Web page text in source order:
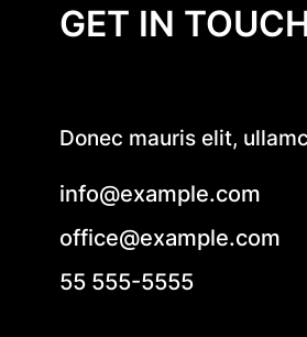
GET IN
Donec mauris elit,
info@example.com
office@example.com
55 555-5555